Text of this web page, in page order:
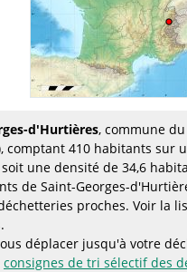
d'Hurtières, commune
comptant 410 habitants sur
soit une densité de 34,6
de Saint-Georges-
proches. Voir la
déplacer jusqu'à votre
consignes de tri sélectif des